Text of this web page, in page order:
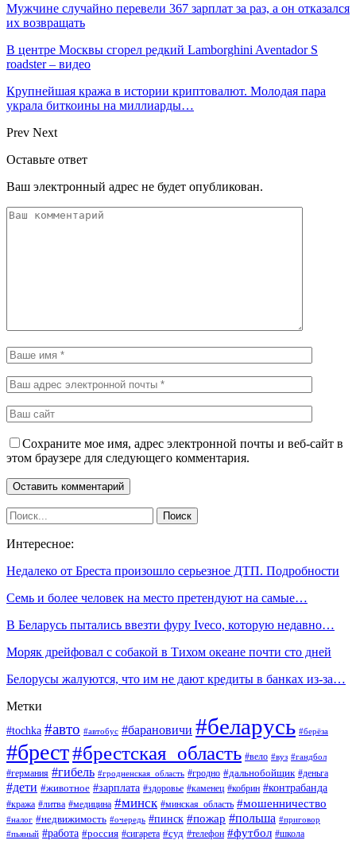
Мужчине случайно перевели 367 зарплат за раз, а он отказался
их возвращать
В центре Москвы сгорел редкий Lamborghini Aventador S
roadster – видео
Крупнейшая кража в истории криптовалют. Молодая пара
украла биткоины на миллиарды…
Prev Next
Оставьте ответ
Ваш электронный адрес не будет опубликован.
Сохраните мое имя, адрес электронной почты и веб-сайт в
этом браузере для следующего комментария.
Интересное:
Недалеко от Бреста произошло серьезное ДТП. Подробности
Семь и более человек на место претендуют на самые…
В Беларусь пытались ввезти фуру Iveco, которую недавно…
Моряк дрейфовал с собакой в Тихом океане почти сто дней
Белорусы жалуются, что им не дают кредиты в банках из-за…
Метки
#tochka #авто #автобус #барановичи #беларусь #берёза
#брест#брестская_область #вело #вуз #гандбол
#германия #гибель #гродненская_область #гродно #дальнобойщик #деньга
#дети #животное #зарплата #здоровье #каменец #кобрин #контрабанда
#кража #литва #медицина #минск #минская_область #мошенничество
#налог #недвижимость #очередь #пинск #пожар #польша #приговор
#пьяный #работа #россия #сигарета #суд #телефон #футбол #школа